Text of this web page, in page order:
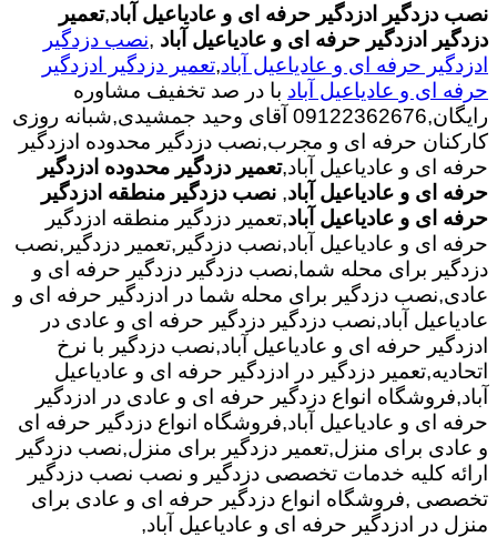
نصب دزدگیر ادزدگیر حرفه ای و عادیاعیل آباد,تعمیر
دزدگیر ادزدگیر حرفه ای و عادیاعیل آباد ,نصب دزدگیر
ادزدگیر حرفه ای و عادیاعیل آباد,تعمیر دزدگیر ادزدگیر
حرفه ای و عادیاعیل آباد با در صد تخفیف مشاوره
رایگان,09122362676 آقای وحید جمشیدی,شبانه روزی
کارکنان حرفه ای و مجرب,نصب دزدگیر محدوده ادزدگیر
حرفه ای و عادیاعیل آباد,تعمیر دزدگیر محدوده ادزدگیر
حرفه ای و عادیاعیل آباد, نصب دزدگیر منطقه ادزدگیر
حرفه ای و عادیاعیل آباد,تعمیر دزدگیر منطقه ادزدگیر
حرفه ای و عادیاعیل آباد,نصب دزدگیر,تعمیر دزدگیر,نصب
دزدگیر برای محله شما,نصب دزدگیر دزدگیر حرفه ای و
عادی,نصب دزدگیر برای محله شما در ادزدگیر حرفه ای و
عادیاعیل آباد,نصب دزدگیر دزدگیر حرفه ای و عادی در
ادزدگیر حرفه ای و عادیاعیل آباد,نصب دزدگیر با نرخ
اتحادیه,تعمیر دزدگیر در ادزدگیر حرفه ای و عادیاعیل
آباد,فروشگاه انواع دزدگیر حرفه ای و عادی در ادزدگیر
حرفه ای و عادیاعیل آباد,فروشگاه انواع دزدگیر حرفه ای
و عادی برای منزل,تعمیر دزدگیر برای منزل,نصب دزدگیر
ارائه کلیه خدمات تخصصی دزدگیر و نصب نصب دزدگیر
تخصصی ,فروشگاه انواع دزدگیر حرفه ای و عادی برای
منزل در ادزدگیر حرفه ای و عادیاعیل آباد,